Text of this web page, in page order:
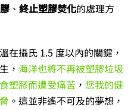
、 終止塑膠焚化的處理方
在攝氏 1.5 度以內的關鍵，
， 海洋也將不再被塑膠垃圾
塑膠而遭受痛苦 ， 您我的健
。這並非遙不可及的夢想，